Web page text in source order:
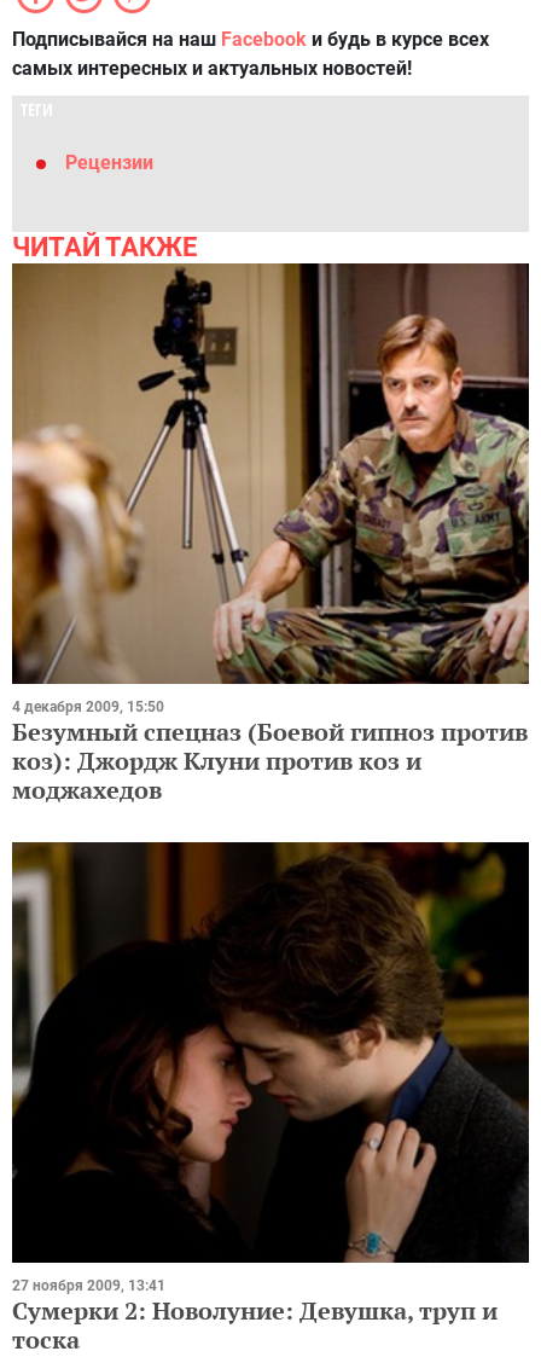
Подписывайся на наш Facebook и будь в курсе всех
самых интересных и актуальных новостей!
ТЕГИ
Рецензии
ЧИТАЙ ТАКЖЕ
4 декабря 2009, 15:50
Безумный спецназ (Боевой гипноз против
коз): Джордж Клуни против коз и
моджахедов
27 ноября 2009, 13:41
Сумерки 2: Новолуние: Девушка, труп и
тоска